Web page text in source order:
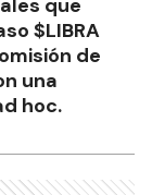
Nación y
que
$LIBRA